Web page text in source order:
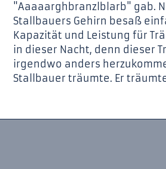
"Aaaaarghbranzlblarb" gab.
Stallbauers Gehirn besaß
Kapazität und Leistung für
in dieser Nacht, denn dieser
irgendwo anders
Stallbauer träumte. Er